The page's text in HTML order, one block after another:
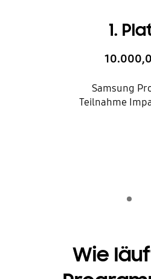
1.
Samsung
Teilnahme
Wie